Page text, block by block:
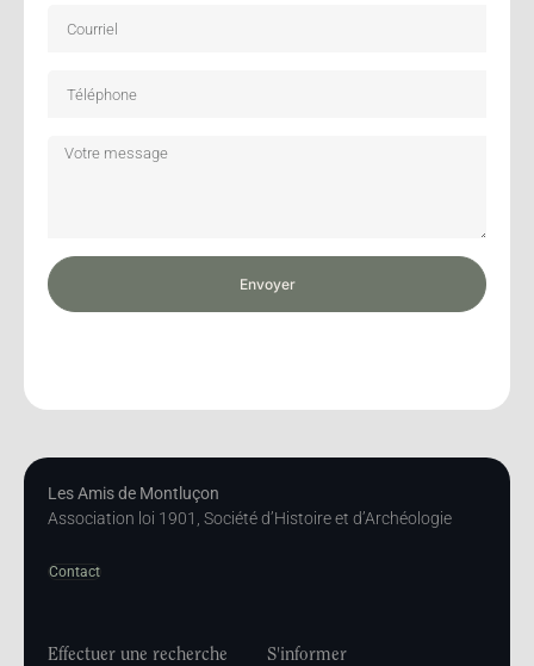
Envoyer
Les Amis de Montluçon
Association loi 1901, Société d’Histoire et d’Archéologie
Contact
Effectuer une recherche S'informer